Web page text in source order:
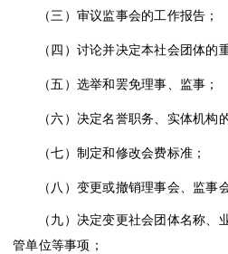
（三）审议监事会的工作报告；
（四）讨论并决定本社会团体的
（五）选举和罢免理事、监事；
（六）决定名誉职务、实体机构
（七）制定和修改会费标准；
（八）变更或撤销理事会、监事
（九）决定变更社会团体名称、
管单位等事项；